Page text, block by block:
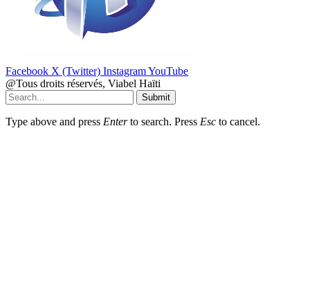
Facebook X (Twitter) InstagramYouTube
@Tous droits réservés, Viabel Haïti
Submit
Type above and press Enterto search. Press Esc to cancel.